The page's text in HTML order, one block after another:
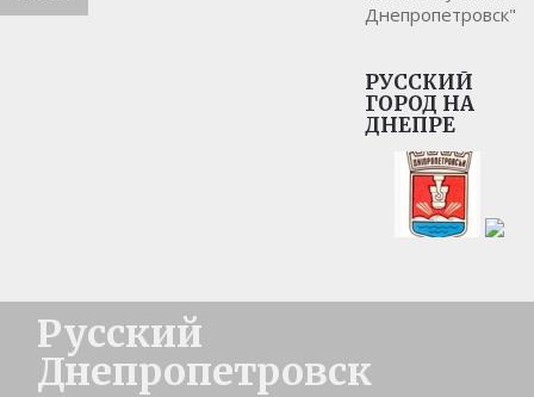
Днепропетровск"
РУССКИЙ
ГОРОД НА
ДНЕПРЕ
Русский
Днепропетровск